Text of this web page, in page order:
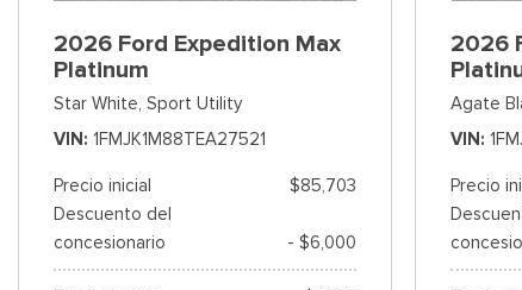
2026 Ford Expedition Max
Platinum
Star White, Sport Utility
VIN
1FMJK1M88TEA27521
Precio inicial
$85,703
Descuento del
concesionario
- $6,000
2026
Agate
VIN
Precio